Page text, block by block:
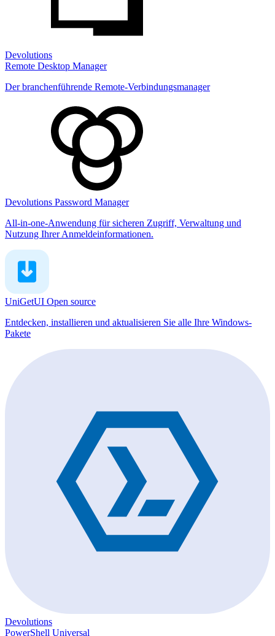
Devolutions
Remote Desktop Manager
Der branchenführende Remote-Verbindungsmanager
Devolutions Password Manager
All-in-one-Anwendung für sicheren Zugriff, Verwaltung und
Nutzung Ihrer Anmeldeinformationen.
UniGetUI Open source
Entdecken, installieren und aktualisieren Sie alle Ihre Windows-
Pakete
Devolutions
PowerShell Universal